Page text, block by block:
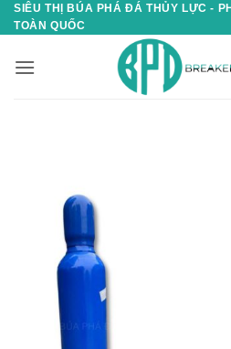
Skip
to
SIÊU THỊ BÚA PHÁ ĐÁ THỦY LỰC -
TOÀN QUỐC